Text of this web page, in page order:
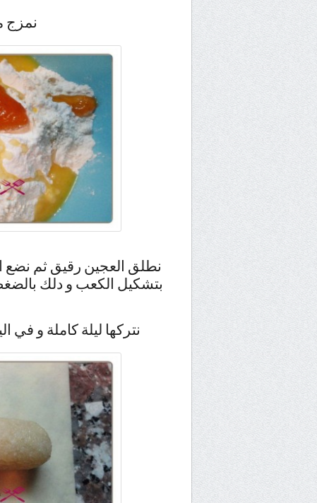
نمزج
نطلق العجين رقيق ثم نضع
بتشكيل الكعب و دلك
نتركها ليلة كاملة و في